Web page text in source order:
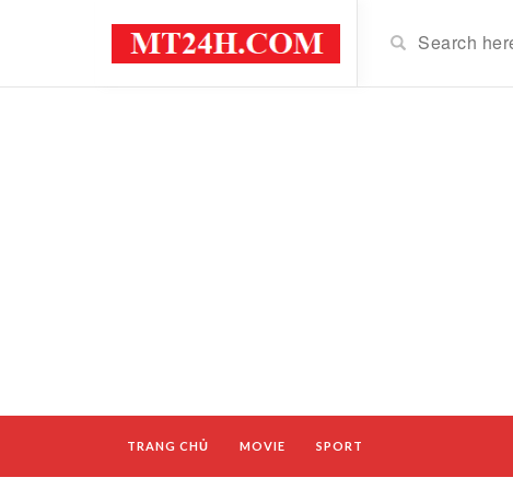
TRANG CHỦ MOVIE SPORT